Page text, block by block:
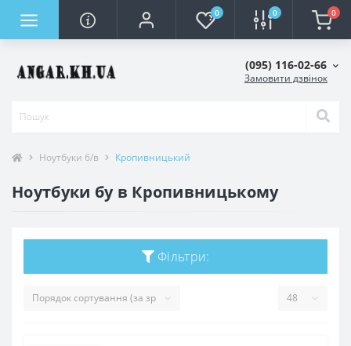
0 0 0
(095) 116-02-66
Замовити дзвінок
Ноутбуки б/в Кропивницький
Ноутбуки бу в Кропивницькому
Фільтри: